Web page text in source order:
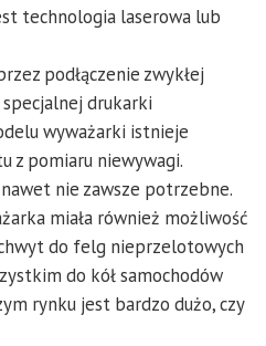
technologia laserowa lub
podłączenie zwykłej
drukarki
wyważarki istnieje
z pomiaru niewywagi.
nie zawsze potrzebne.
miała również możliwość
do felg nieprzelotowych
do kół samochodów
rynku jest bardzo dużo, czy